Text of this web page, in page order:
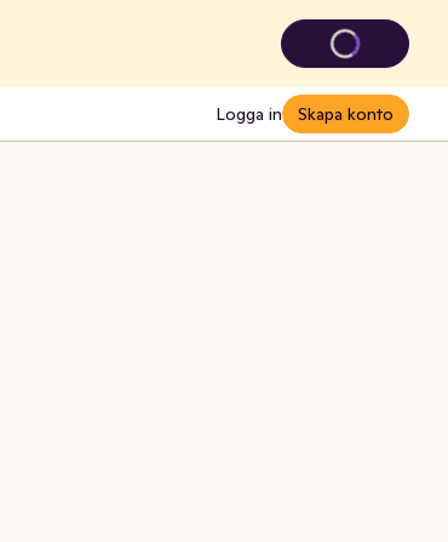
Logga in Skapa konto